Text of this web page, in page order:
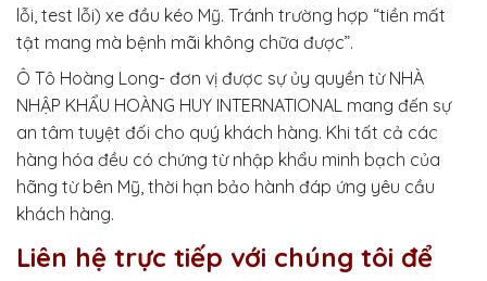
lỗi, test lỗi) xe đầu kéo Mỹ. Tránh trường hợp “tiền mất
tật mang mà bệnh mãi không chữa được”.
Ô Tô Hoàng Long- đơn vị được sự ủy quyền từ NHÀ
NHẬP KHẨU HOÀNG HUY INTERNATIONAL mang đến sự
an tâm tuyệt đối cho quý khách hàng. Khi tất cả các
hàng hóa đều có chứng từ nhập khẩu minh bạch của
hãng từ bên Mỹ, thời hạn bảo hành đáp ứng yêu cầu
khách hàng.
Liên hệ trực tiếp với chúng tôi để